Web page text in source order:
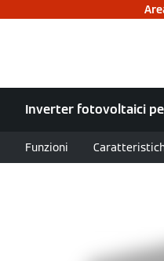
Inverter fotovoltaici
Funzioni